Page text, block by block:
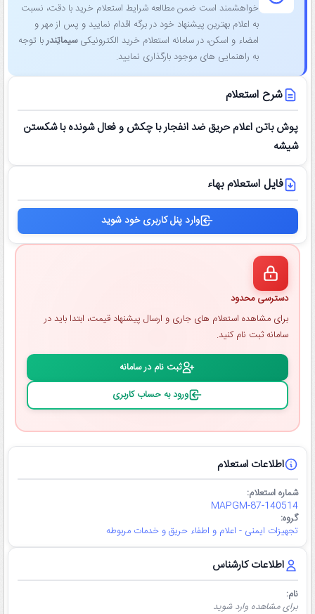
اطلاعات استعلام
شماره استعلام:
MAPGM-87-140514
گروه:
تجهیزات ایمنی - اعلام و اطفاء حریق و خدمات مربوطه
اطلاعات کارشناس
نام:
برای مشاهده وارد شوید
خواهشمند است ضمن مطالعه شرایط استعلام خرید با دقت، نسبت
به اعلام بهترین پیشنهاد خود در برگه اقدام نمایید و پس از مهر و
امضاء و اسکن، در سامانه استعلام خرید الکترونیکیسیماتِندربا توجه
به راهنمایی ‌های موجود بارگذاری نمایید.
شرح استعلام
پوش باتن اعلام حریق ضد انفجار با چکش و فعال شونده با شکستن
شیشه
فایل استعلام بهاء
وارد پنل کاربری خود شوید
دسترسی محدود
برای مشاهده استعلام ‌های جاری و ارسال پیشنهاد قیمت، ابتدا باید در
سامانه ثبت ‌نام کنید.
ثبت ‌نام در سامانه
ورود به حساب کاربری